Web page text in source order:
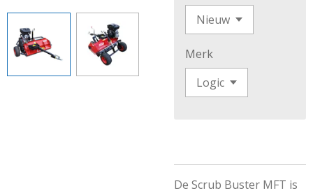
Merk
De Scrub Buster MFT is